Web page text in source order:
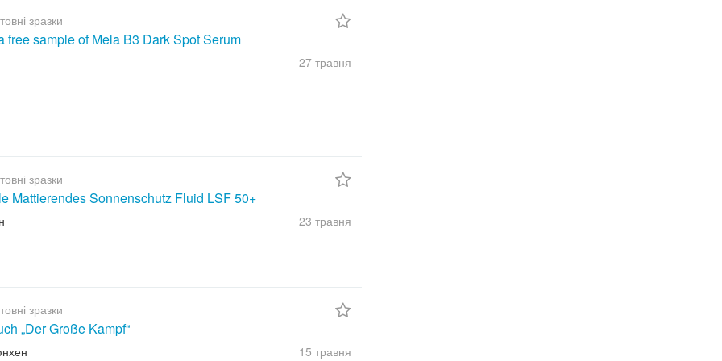
зразки
free sample of Mela B3 Dark Spot Serum
27 травня
зразки
Mattierendes Sonnenschutz Fluid LSF 50+
23 травня
зразки
„Der Große Kampf“
15 травня